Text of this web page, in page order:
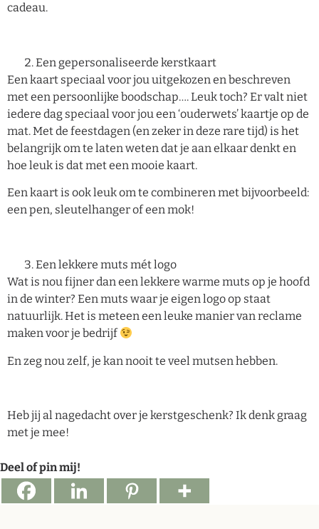
cadeau.
Een gepersonaliseerde kerstkaart
Een kaart speciaal voor jou uitgekozen en beschreven
met een persoonlijke boodschap…. Leuk toch? Er valt niet
iedere dag speciaal voor jou een ‘ouderwets’ kaartje op de
mat. Met de feestdagen (en zeker in deze rare tijd) is het
belangrijk om te laten weten dat je aan elkaar denkt en
hoe leuk is dat met een mooie kaart.
Een kaart is ook leuk om te combineren met bijvoorbeeld:
een pen, sleutelhanger of een mok!
Een lekkere muts mét logo
Wat is nou fijner dan een lekkere warme muts op je hoofd
in de winter? Een muts waar je eigen logo op staat
natuurlijk. Het is meteen een leuke manier van reclame
maken voor je bedrijf
En zeg nou zelf, je kan nooit te veel mutsen hebben.
Heb jij al nagedacht over je kerstgeschenk? Ik denk graag
met je mee!
Deel of pin mij!